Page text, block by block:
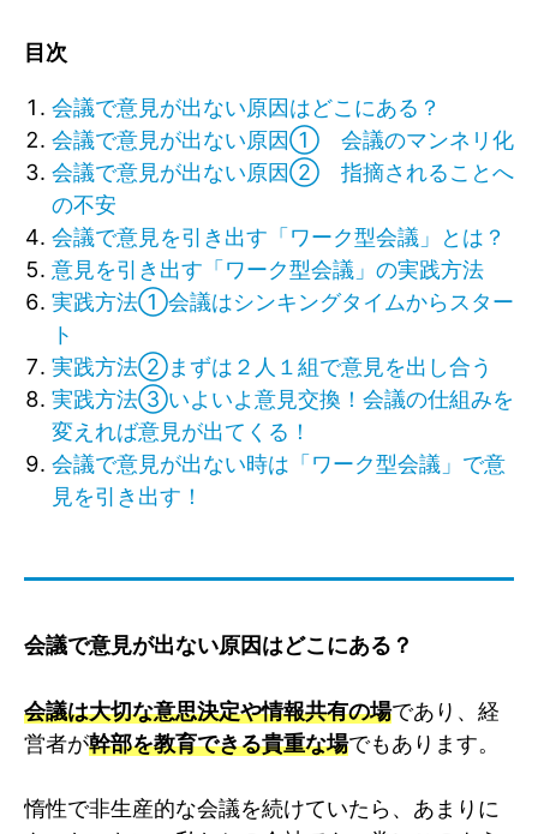
目次
会議で意見が出ない原因はどこにある？
会議で意見が出ない原因① 会議のマンネリ化
会議で意見が出ない原因② 指摘されることへ
の不安
会議で意見を引き出す「ワーク型会議」とは？
意見を引き出す「ワーク型会議」の実践方法
実践方法①会議はシンキングタイムからスター
ト
実践方法②まずは２人１組で意見を出し合う
実践方法③いよいよ意見交換！会議の仕組みを
変えれば意見が出てくる！
会議で意見が出ない時は「ワーク型会議」で意
見を引き出す！
会議で意見が出ない原因はどこにある？
会議は大切な意思決定や情報共有の場であり、経
営者が幹部を教育できる貴重な場でもあります。
惰性で非生産的な会議を続けていたら、あまりに